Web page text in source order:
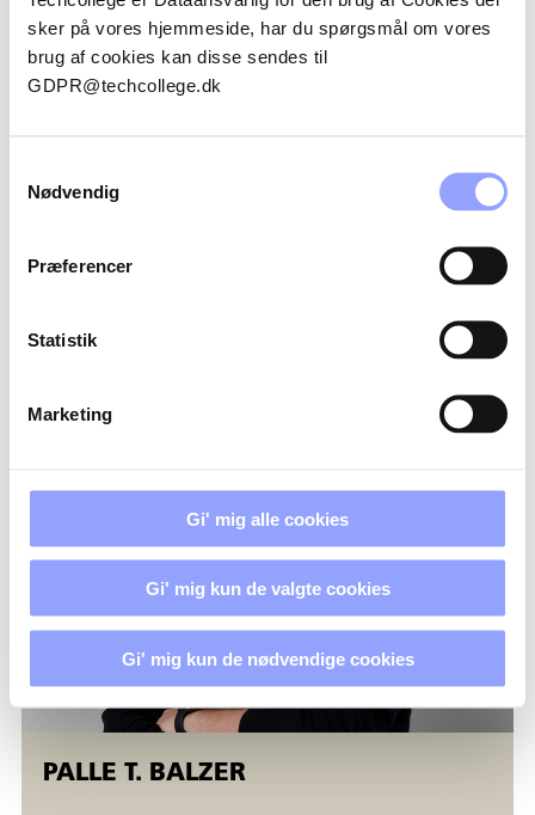
sker på vores hjemmeside, har du spørgsmål om vores
brug af cookies kan disse sendes til
GDPR@techcollege.dk
Nødvendig
Præferencer
Statistik
Marketing
Gi' mig alle cookies
Gi' mig kun de valgte cookies
Gi' mig kun de nødvendige cookies
TILMELDINGSPROCEDURE
KONTAKTPERSONER
PALLE T. BALZER